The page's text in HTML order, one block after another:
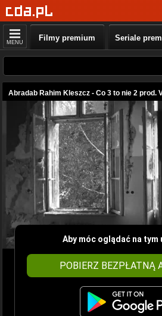
MENU Filmy premium Seriale
Abradab Rahim Kleszcz - Co 3 to nie 2 prod.
Aby móc oglądać na tym
POBIERZ BEZPŁATNĄ